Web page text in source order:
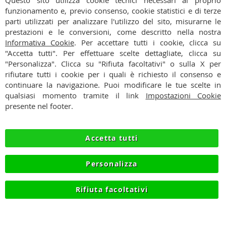
alla
nostra
Newsletter:
Ho preso visione dell'Informativa Privacy
CONTATTI
CONDIZIONI
PAGAMENTI
PRIVACY
RECESSO
COOKIE
© 2012-2026 NIKMART.IT - P.IVA IT03420740130 - TEL
funzionamento e, previo consenso, cookie statistici e di terze
parti utilizzati per analizzare l'utilizzo del sito, misurarne le
prestazioni e le conversioni, come descritto nella nostra
Informativa Cookie. Per accettare tutti i cookie, clicca su
"Accetta tutti". Per effettuare scelte dettagliate, clicca su
"Personalizza". Clicca su "Rifiuta facoltativi" o sulla X per
rifiutare tutti i cookie per i quali è richiesto il consenso e
continuare la navigazione. Puoi modificare le tue scelte in
qualsiasi momento tramite il link Impostazioni Cookie
presente nel footer.
Accetta tutti
Personalizza
Rifiuta facoltativi